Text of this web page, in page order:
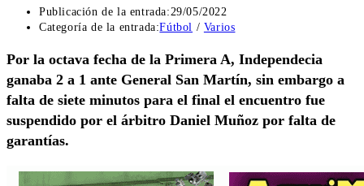
Publicación de la entrada:29/05/2022
Categoría de la entrada:Fútbol / Varios
Por la octava fecha de la Primera A, Independecia
ganaba 2 a 1 ante General San Martín, sin embargo a
falta de siete minutos para el final el encuentro fue
suspendido por el árbitro Daniel Muñoz por falta de
garantías.